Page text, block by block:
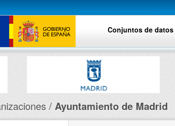
Conjuntos de datos
Ayuntamiento de Madrid